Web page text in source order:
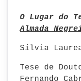
O Lugar do
Almada
Sílvia
Tese de
Fernando